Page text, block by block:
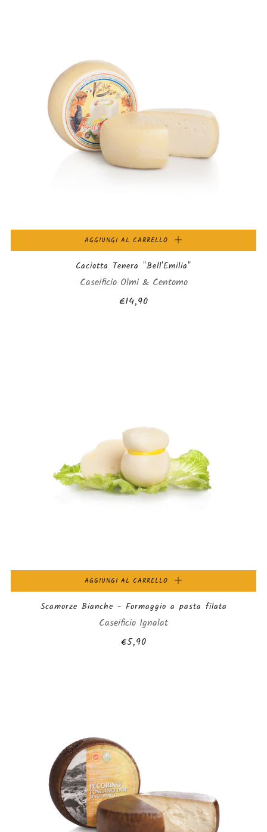
AGGIUNGI AL CARRELLO
Caciotta Tenera "Bell'Emilia"
Caseificio Olmi & Centomo
€14,90
AGGIUNGI AL CARRELLO
Scamorze Bianche - Formaggio a pasta filata
Caseificio Ignalat
€5,90